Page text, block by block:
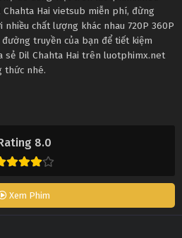
8.0
Xem Phim
Hai vietsub miễn phí, đừng
chất lượng khác nhau 720P 360P
truyền của bạn để tiết kiệm
sẻ Dil Chahta Hai trên luotphimx.net
thức nhé.